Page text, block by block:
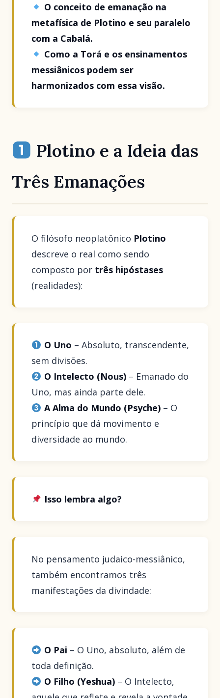
O conceito de emanação na
metafísica de Plotino e seu paralelo
com a Cabalá.
Como a Torá e os ensinamentos
messiânicos podem ser
harmonizados com essa visão.
Plotino e a Ideia das
Três Emanações
O filósofo neoplatônico Plotino
descreve o real como sendo
composto por três hipóstases
(realidades):
O Uno – Absoluto, transcendente,
sem divisões.
O Intelecto (Nous)– Emanado do
Uno, mas ainda parte dele.
A Alma do Mundo (Psyche)– O
princípio que dá movimento e
diversidade ao mundo.
Isso lembra algo?
No pensamento judaico-messiânico,
também encontramos três
manifestações da divindade:
O Pai – O Uno, absoluto, além de
toda definição.
O Filho (Yeshua)– O Intelecto,